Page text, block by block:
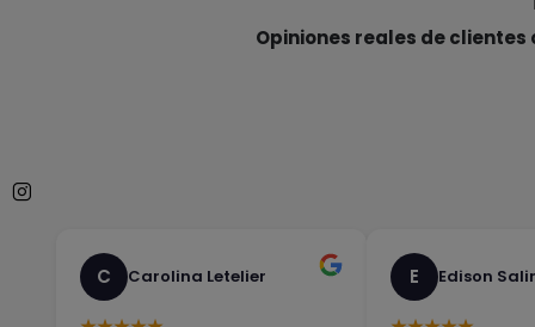
Opiniones reales de
C Carolina Letelier E Edison